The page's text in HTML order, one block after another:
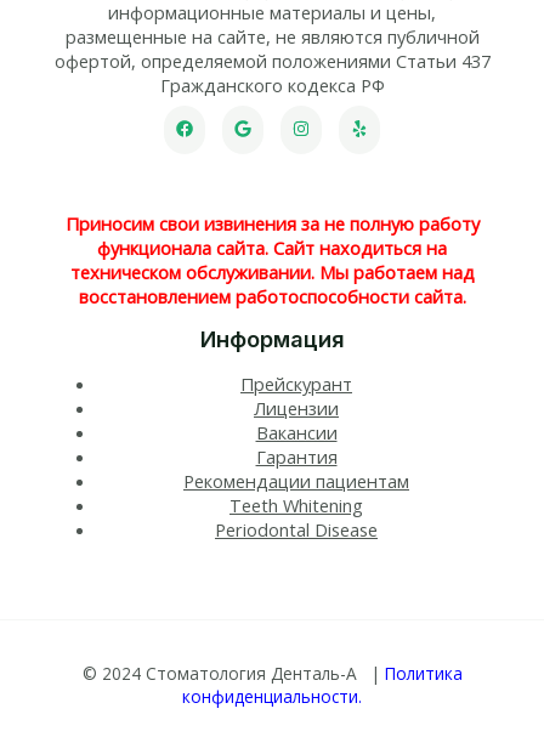
информационные материалы и цены,
размещенные на сайте, не являются публичной
офертой, определяемой положениями Статьи 437
Гражданского кодекса РФ
Приносим свои извинения за не полную работу
функционала сайта. Сайт находиться на
техническом обслуживании. Мы работаем над
восстановлением работоспособности сайта.
Информация
Прейскурант
Лицензии
Вакансии
Гарантия
Рекомендации пациентам
Teeth Whitening​
Periodontal Disease​
© 2024 Стоматология Денталь-А | Политика
конфиденциальности.